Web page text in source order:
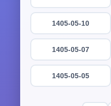
1405-05-10
1405-05-07
1405-05-05